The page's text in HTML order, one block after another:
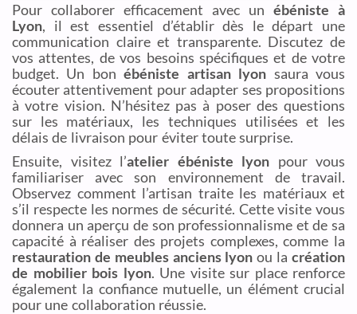
Pour collaborer efficacement avec un ébéniste à
Lyon, il est essentiel d’établir dès le départ une
communication claire et transparente. Discutez de
vos attentes, de vos besoins spécifiques et de votre
budget. Un bonébéniste artisan lyon saura vous
écouter attentivement pour adapter ses propositions
à votre vision. N’hésitez pas à poser des questions
sur les matériaux, les techniques utilisées et les
délais de livraison pour éviter toute surprise.
Ensuite, visitez l’atelier ébéniste lyon pour vous
familiariser avec son environnement de travail.
Observez comment l’artisan traite les matériaux et
s’il respecte les normes de sécurité. Cette visite vous
donnera un aperçu de son professionnalisme et de sa
capacité à réaliser des projets complexes, comme la
restauration de meubles anciens lyon ou lacréation
de mobilier bois lyon. Une visite sur place renforce
également la confiance mutuelle, un élément crucial
pour une collaboration réussie.